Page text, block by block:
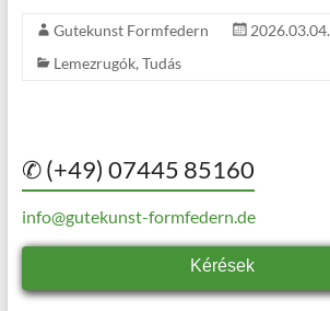
Gutekunst Formfedern
2026.03.04.
Lemezrugók, Tudás
✆ (+49) 07445 85160
info@gutekunst-formfedern.de
Kérések